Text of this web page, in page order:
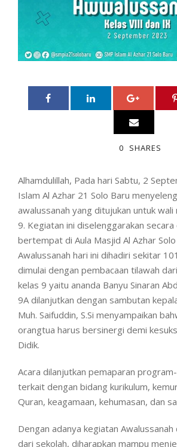
0 SHARES
Alhamdulillah, Pada hari Sabtu, 2
Islam Al Azhar 21 Solo Baru
awalussanah yang ditujukan untuk
9. Kegiatan ini diselenggarakan
bertempat di Aula Masjid Al Azhar
Awalussanah hari ini dihadiri sekitar
dimulai dengan pembacaan tilawah
kelas 9 yaitu ananda Banyu Sinaran
9A dilanjutkan dengan sambutan
Muh. Saifuddin, S.Si menyampaikan
orangtua harus bersinergi demi
Didik.
Acara dilanjutkan pemaparan
terkait dengan bidang kurikulum,
Quran, keagamaan, kehumasan, dan
Dengan adanya kegiatan
dari sekolah, diharapkan mampu